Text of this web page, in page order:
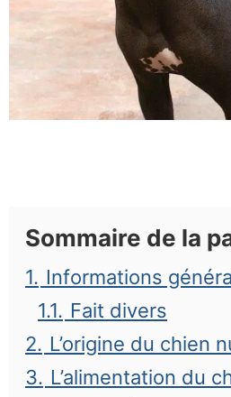
Sommaire de la
1. Informations
1.1. Fait divers
2. L’origine du chien
3. L’alimentation du